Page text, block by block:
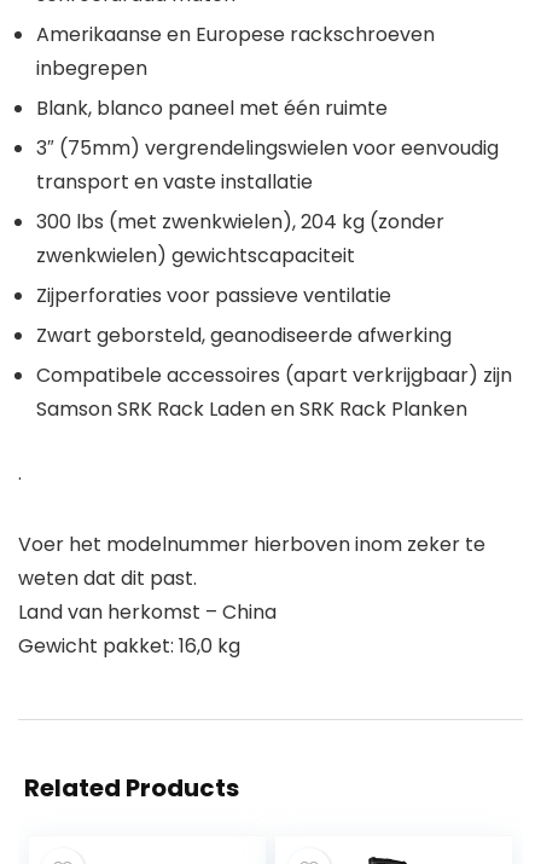
Amerikaanse en Europese rackschroeven
inbegrepen
Blank, blanco paneel met één ruimte
3″ (75mm) vergrendelingswielen voor eenvoudig
transport en vaste installatie
300 lbs (met zwenkwielen), 204 kg (zonder
zwenkwielen) gewichtscapaciteit
Zijperforaties voor passieve ventilatie
Zwart geborsteld, geanodiseerde afwerking
Compatibele accessoires (apart verkrijgbaar) zijn
Samson SRK Rack Laden en SRK Rack Planken
.
Voer het modelnummer hierboven inom zeker te
weten dat dit past.
Land van herkomst – China
Gewicht pakket: 16,0 kg
Related Products